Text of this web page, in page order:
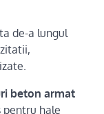
de-a lungul
beton armat
hale